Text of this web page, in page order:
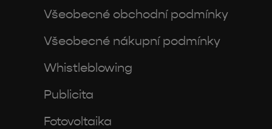
Všeobecné obchodní podmínky
Všeobecné nákupní podmínky
Whistleblowing
Publicita
Fotovoltaika